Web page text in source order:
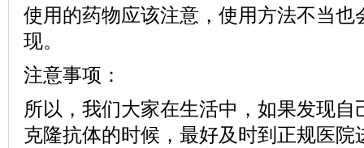
使用的药物应该注意，使用方法不当也
现。
注意事项：
所以，我们大家在生活中，如果发现自
克隆抗体的时候，最好及时到正规医院